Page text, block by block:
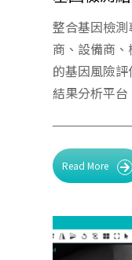
整合基因檢
商、設備商
的基因風險
結果分析平台
Read More